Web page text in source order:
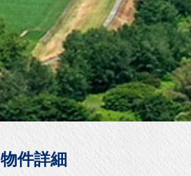
物件詳細